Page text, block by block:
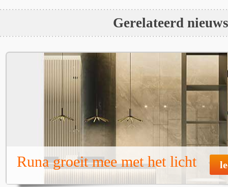
Gerelateerd nieuws
Runa groeit mee met het licht